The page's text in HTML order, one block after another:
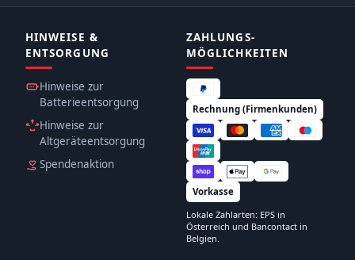
HINWEISE &
ENTSORGUNG
Hinweise zur
Batterieentsorgung
Hinweise zur
Altgeräteentsorgung
Spendenaktion
ZAHLUNGS­
MÖGLICHKEITEN
Rechnung (Firmenkunden)
Vorkasse
Lokale Zahlarten: EPS in
Österreich und Bancontact in
Belgien.